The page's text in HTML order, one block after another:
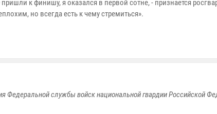
к финишу, я оказался в первой сотне, - признается
но всегда есть к чему стремиться».
Федеральной службы войск национальной гвардии Российской